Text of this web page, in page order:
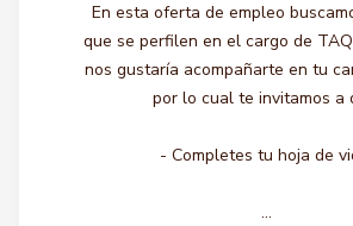
En esta oferta de empleo
que se perfilen en el cargo de
nos gustaría acompañarte en tu
por lo cual te invitamos a
- Completes tu hoja de
...